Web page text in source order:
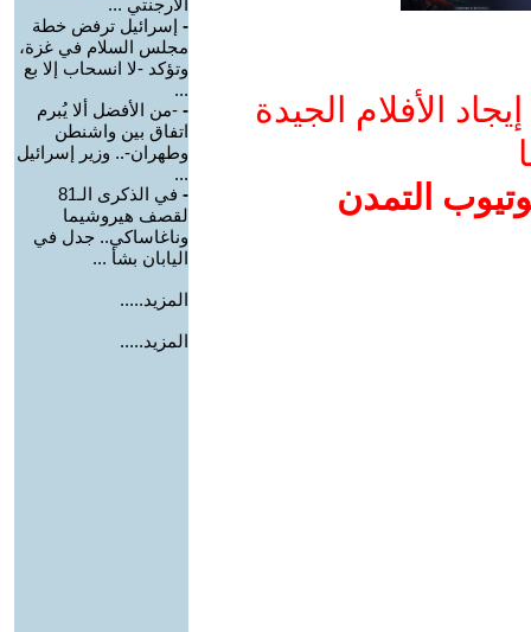
الأفلام الجيدة
التمدن
الأرجنتي ...
- إسرائيل ترفض خطة
مجلس السلام في غزة،
وتؤكد -لا انسحاب إلا بع
...
- -من الأفضل ألا يُبرم
اتفاق بين واشنطن
وطهران-.. وزير إسرائيل
...
-
في الذكرى الـ81
لقصف هيروشيما
وناغاساكي.. جدل في
اليابان بشأ ...
المزيد.....
المزيد.....